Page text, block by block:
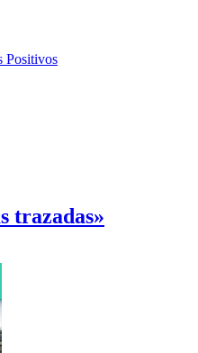
Positivos
trazadas»